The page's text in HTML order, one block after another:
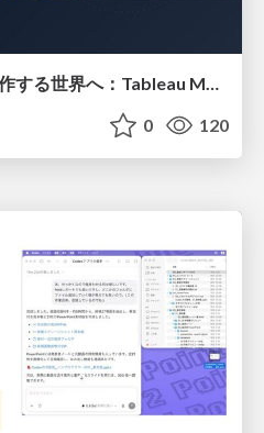
AIが自社のTableauを操作する世界へ：Tableau MCP超入門
0 120